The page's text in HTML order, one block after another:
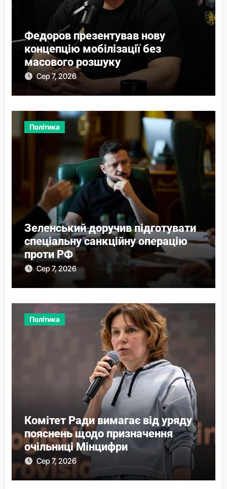
Федоров презентував нову
концепцію мобілізації без
масового розшуку
Сер 7, 2026
Політика
Зеленський доручив підготувати
спеціальну санкційну операцію
проти РФ
Сер 7, 2026
Політика
Комітет Ради вимагає від уряду
пояснень щодо призначення
очільниці Мінцифри
Сер 7, 2026